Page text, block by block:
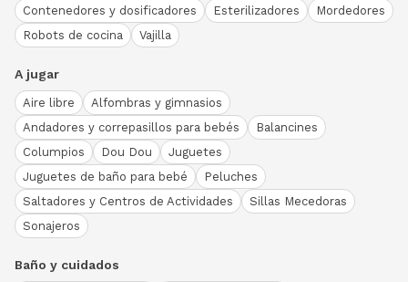
Contenedores y dosificadores
Esterilizadores
Mordedores
Robots de cocina
Vajilla
A jugar
Aire libre
Alfombras y gimnasios
Andadores y correpasillos para bebés
Balancines
Columpios
Dou Dou
Juguetes
Juguetes de baño para bebé
Peluches
Saltadores y Centros de Actividades
Sillas Mecedoras
Sonajeros
Baño y cuidados